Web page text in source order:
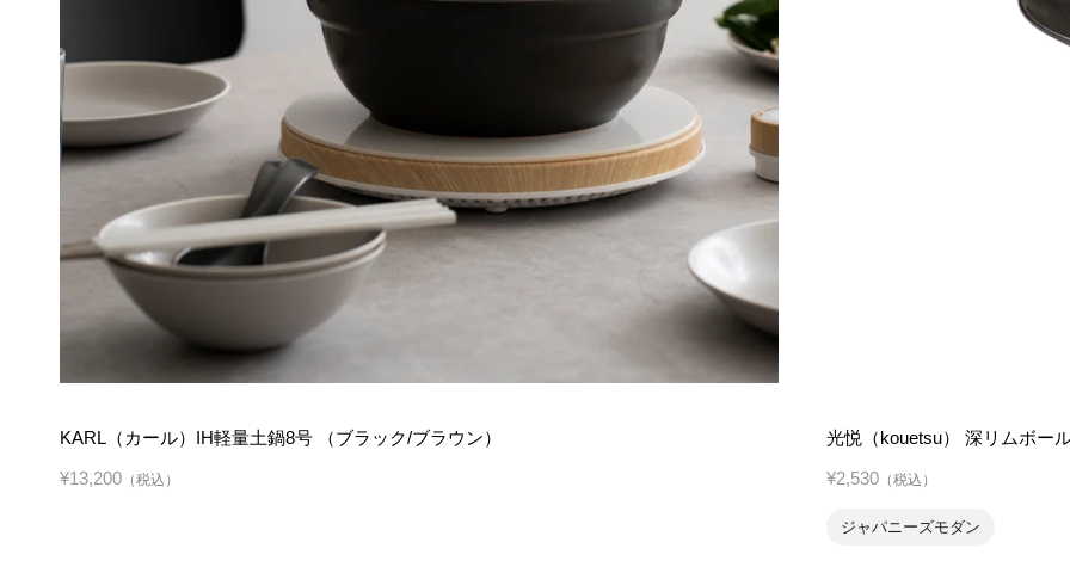
KARL（カール）IH軽量土鍋8号 （ブラック/ブラウン）
¥13,200 （税込）
光悦（kouetsu） 深リムボー
¥2,530 （税込）
ジャパニーズモダン